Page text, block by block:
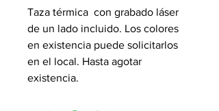
Taza térmica con grabado láser
de un lado incluido. Los colores
en existencia puede solicitarlos
en el local. Hasta agotar
existencia.